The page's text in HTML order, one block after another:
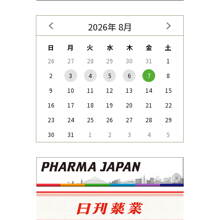
2026年 8月
日 月 火 水 木 金 土
26 27 28 29 30 31
1
2
3 4 5 6 7
8
9
10 11 12 13 14
15
16
17 18 19 20 21
22
23
24 25 26 27 28
29
30
31 1 2 3 4 5